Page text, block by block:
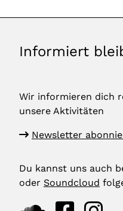
Informiert
Wir informieren dich
unsere Aktivitäten
Newsletter
Du kannst uns auch
oder Soundcloud